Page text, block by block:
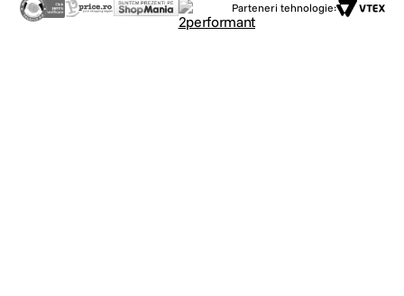
Parteneri tehnologie: